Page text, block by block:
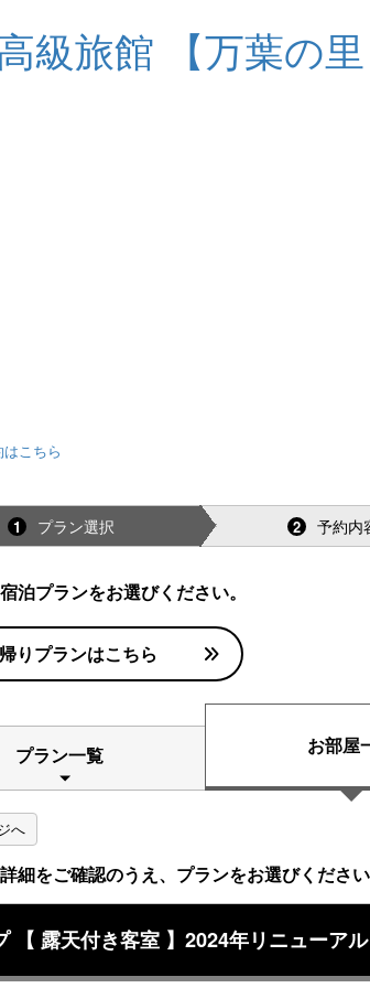
級旅館 【万葉の里
こちら
1 プラン選択 2 予約内
泊プランをお選びください。
りプランはこちら
プラン一覧 お部屋
へ
細をご確認のうえ、プランをお選びください
【 露天付き客室 】2024年リニューアル